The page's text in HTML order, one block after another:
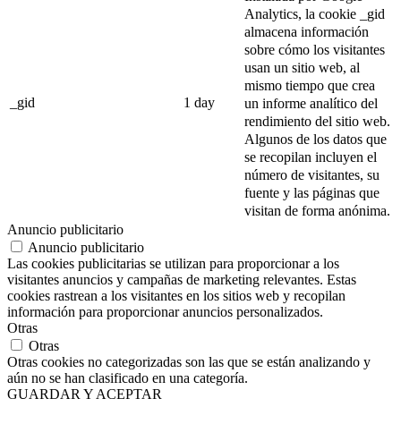
_gid 1 day
Analytics, la cookie _gid
almacena información
sobre cómo los visitantes
usan un sitio web, al
mismo tiempo que crea
un informe analítico del
rendimiento del sitio web.
Algunos de los datos que
se recopilan incluyen el
número de visitantes, su
fuente y las páginas que
visitan de forma anónima.
Anuncio publicitario
Anuncio publicitario
Las cookies publicitarias se utilizan para proporcionar a los
visitantes anuncios y campañas de marketing relevantes. Estas
cookies rastrean a los visitantes en los sitios web y recopilan
información para proporcionar anuncios personalizados.
Otras
Otras
Otras cookies no categorizadas son las que se están analizando y
aún no se han clasificado en una categoría.
GUARDAR Y ACEPTAR